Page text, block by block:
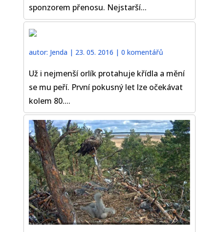
sponzorem přenosu. Nejstarší...
autor: Jenda | 23. 05. 2016 |0 komentářů
Už i nejmenší orlík protahuje křídla a mění
se mu peří. První pokusný let lze očekávat
kolem 80....